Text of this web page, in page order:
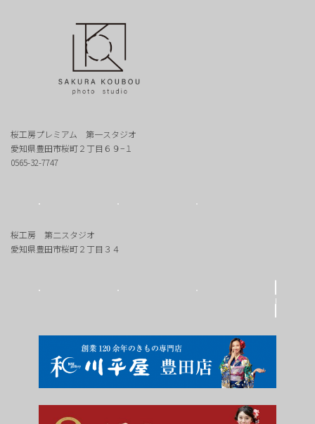
桜工房プレミアム 第一スタジオ
愛知県豊田市桜町２丁目６９−１
0565-32-7747
桜工房 第二スタジオ
愛知県豊田市桜町２丁目３４